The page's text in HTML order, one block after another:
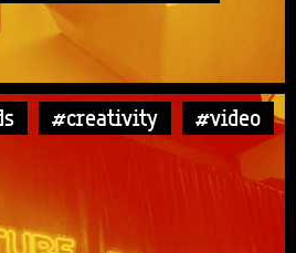
#creativity #video